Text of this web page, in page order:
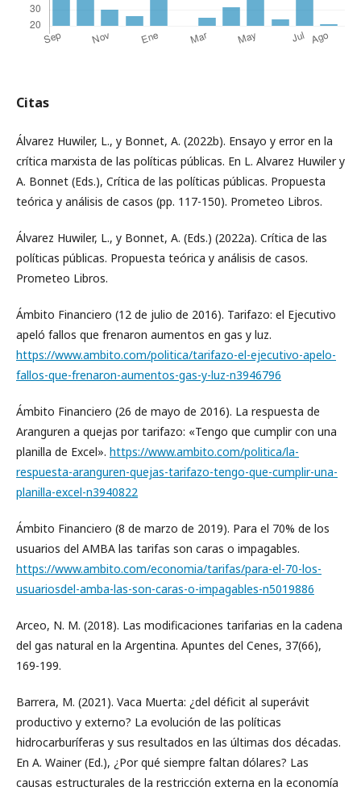
Citas
Álvarez Huwiler, L., y Bonnet, A. (2022b). Ensayo y error en la
crítica marxista de las políticas públicas. En L. Alvarez Huwiler y
A. Bonnet (Eds.), Crítica de las políticas públicas. Propuesta
teórica y análisis de casos (pp. 117-150). Prometeo Libros.
Álvarez Huwiler, L., y Bonnet, A. (Eds.) (2022a). Crítica de las
políticas públicas. Propuesta teórica y análisis de casos.
Prometeo Libros.
Ámbito Financiero (12 de julio de 2016). Tarifazo: el Ejecutivo
apeló fallos que frenaron aumentos en gas y luz.
https://www.ambito.com/politica/tarifazo-el-ejecutivo-apelo-
fallos-que-frenaron-aumentos-gas-y-luz-n3946796
Ámbito Financiero (26 de mayo de 2016). La respuesta de
Aranguren a quejas por tarifazo: «Tengo que cumplir con una
planilla de Excel». https://www.ambito.com/politica/la-
respuesta-aranguren-quejas-tarifazo-tengo-que-cumplir-una-
planilla-excel-n3940822
Ámbito Financiero (8 de marzo de 2019). Para el 70% de los
usuarios del AMBA las tarifas son caras o impagables.
https://www.ambito.com/economia/tarifas/para-el-70-los-
usuariosdel-amba-las-son-caras-o-impagables-n5019886
Arceo, N. M. (2018). Las modificaciones tarifarias en la cadena
del gas natural en la Argentina. Apuntes del Cenes, 37(66),
169-199.
Barrera, M. (2021). Vaca Muerta: ¿del déficit al superávit
productivo y externo? La evolución de las políticas
hidrocarburíferas y sus resultados en las últimas dos décadas.
En A. Wainer (Ed.), ¿Por qué siempre faltan dólares? Las
causas estructurales de la restricción externa en la economía